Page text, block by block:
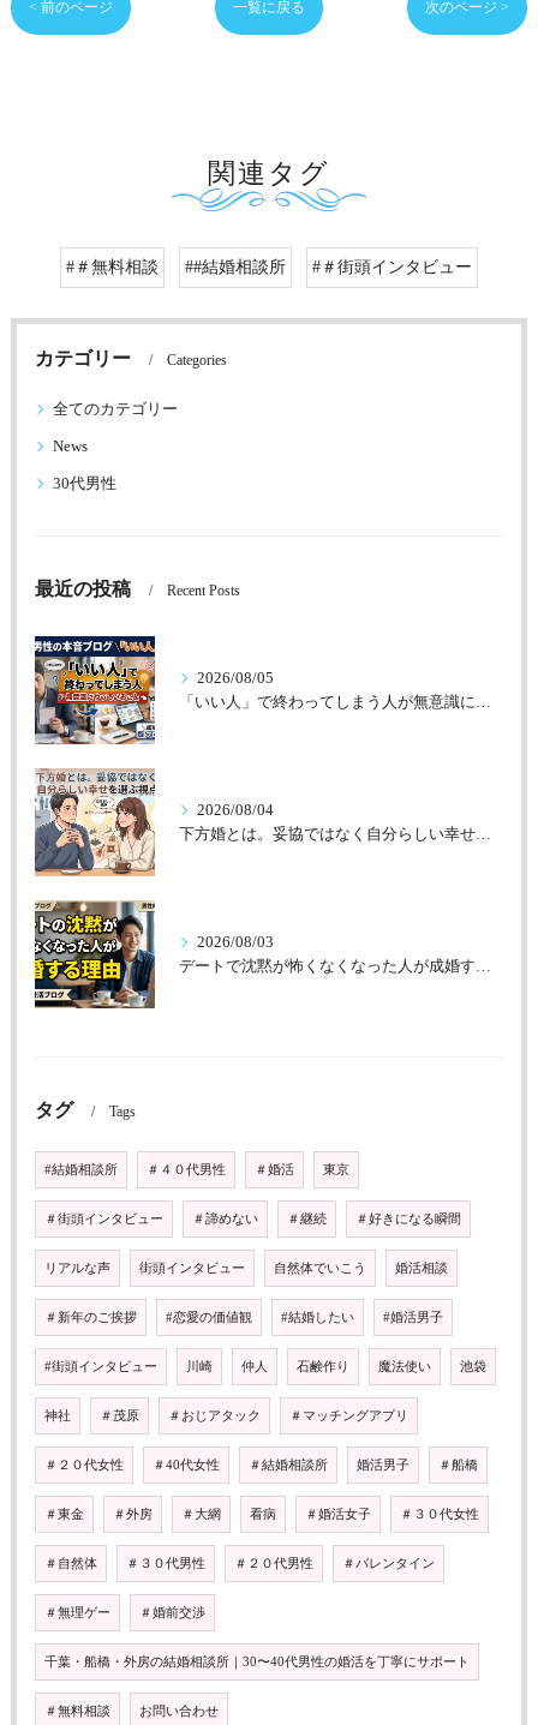
< 前のページ 一覧に戻る 次のページ >
関連タグ
#＃無料相談 ##結婚相談所 #＃街頭インタビュー
カテゴリー Categories
全てのカテゴリー
News
30代男性
最近の投稿 Recent Posts
2026/08/05
「いい人」で終わってしまう人が無意識にやっていること
2026/08/04
下方婚とは。妥協ではなく自分らしい幸せを選ぶ視点
2026/08/03
デートで沈黙が怖くなくなった人が成婚する理由
タグ Tags
#結婚相談所 ＃４０代男性 ＃婚活 東京
＃街頭インタビュー ＃諦めない ＃継続 ＃好きになる瞬間
リアルな声 街頭インタビュー 自然体でいこう 婚活相談
＃新年のご挨拶 #恋愛の価値観 #結婚したい #婚活男子
#街頭インタビュー 川崎 仲人 石鹸作り 魔法使い 池袋
神社 ＃茂原 ＃おじアタック ＃マッチングアプリ
＃２０代女性 ＃40代女性 ＃結婚相談所 婚活男子 ＃船橋
＃東金 ＃外房 ＃大網 看病 ＃婚活女子 ＃３０代女性
＃自然体 ＃３０代男性 ＃２０代男性 ＃バレンタイン
＃無理ゲー ＃婚前交渉
千葉・船橋・外房の結婚相談所｜30〜40代男性の婚活を丁寧にサポート
＃無料相談 お問い合わせ